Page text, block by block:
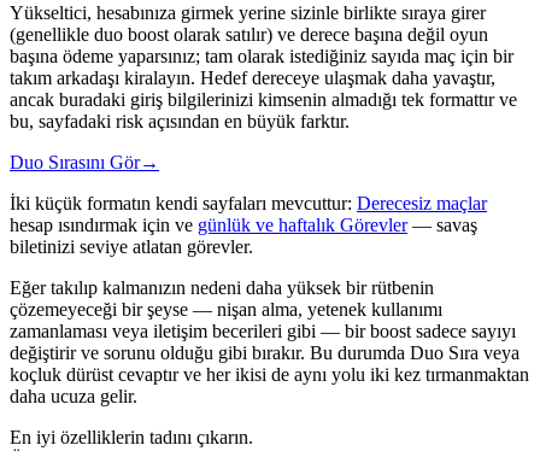
Yükseltici, hesabınıza girmek yerine sizinle birlikte sıraya girer
(genellikle duo boost olarak satılır) ve derece başına değil oyun
başına ödeme yaparsınız; tam olarak istediğiniz sayıda maç için bir
takım arkadaşı kiralayın. Hedef dereceye ulaşmak daha yavaştır,
ancak buradaki giriş bilgilerinizi kimsenin almadığı tek formattır ve
bu, sayfadaki risk açısından en büyük farktır.
Duo Sırasını Gör→
İki küçük formatın kendi sayfaları mevcuttur: Derecesiz maçlar
hesap ısındırmak için ve günlük ve haftalık Görevler— savaş
biletinizi seviye atlatan görevler.
Eğer takılıp kalmanızın nedeni daha yüksek bir rütbenin
çözemeyeceği bir şeyse — nişan alma, yetenek kullanımı
zamanlaması veya iletişim becerileri gibi — bir boost sadece sayıyı
değiştirir ve sorunu olduğu gibi bırakır. Bu durumda Duo Sıra veya
koçluk dürüst cevaptır ve her ikisi de aynı yolu iki kez tırmanmaktan
daha ucuza gelir.
En iyi özelliklerin tadını çıkarın.